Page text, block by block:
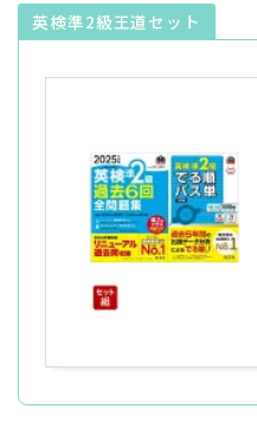
英検準2級王道セット